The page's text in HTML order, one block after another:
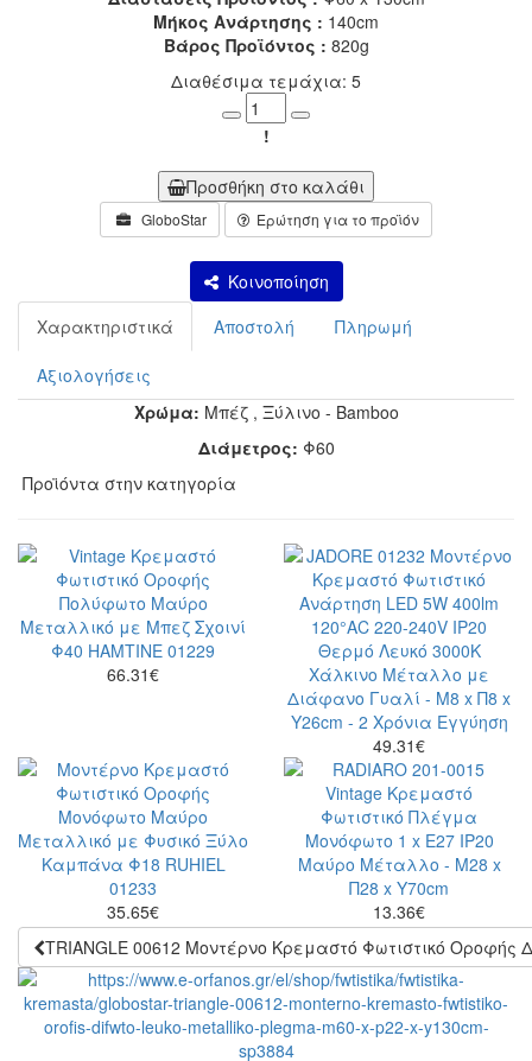
Μήκος Ανάρτησης : 140cm
Βάρος Προϊόντος : 820g
Διαθέσιμα τεμάχια: 5
Minus
Plus
!
Προσθήκη στο καλάθι
GloboStar Ερώτηση για το προϊόν
Κοινοποίηση
Χαρακτηριστικά
Αποστολή Πληρωμή
Αξιολογήσεις
Χρώμα: Μπέζ, Ξύλινο - Bamboo
Διάμετρος: Φ60
Προϊόντα στην κατηγορία
66.31€
49.31€
35.65€ 13.36€
TRIANGLE 00612 Μοντέρνο Κρεμαστό Φωτιστικό